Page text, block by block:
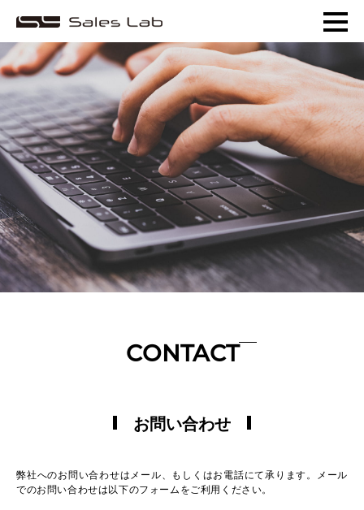
CONTACT
お問い合わせ
弊社へのお問い合わせはメール、もしくはお電話にて承ります。
メール
でのお問い合わせは以下のフォームをご利用ください。